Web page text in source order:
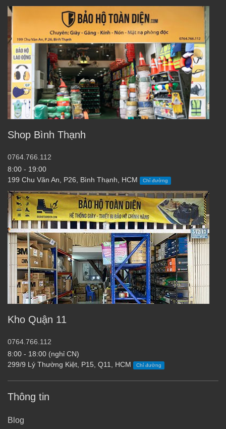
Shop Bình Thạnh
0764.766.112
8:00 - 19:00
199 Chu Văn An, P26, Bình Thạnh, HCM
Chỉ đường
Kho Quận 11
0764.766.112
8:00 - 18:00 (nghỉ CN)
299/9 Lý Thường Kiệt, P15, Q11, HCM
Chỉ đường
Thông tin
Blog